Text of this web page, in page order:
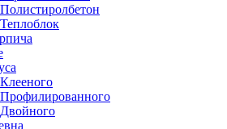
Полистиролбетон
Теплоблок
Клееного
Профилированного
Двойного